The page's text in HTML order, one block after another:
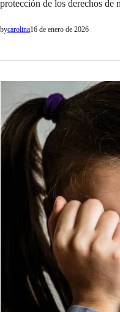
protección de los derechos de
bycarolina16 de enero de 2026